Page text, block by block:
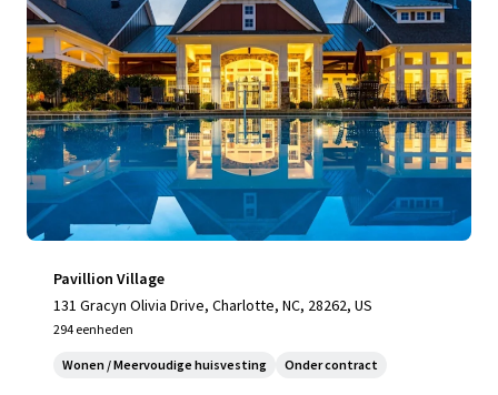
Pavillion Village
131 Gracyn Olivia Drive, Charlotte, NC, 28262, US
294 eenheden
Wonen / Meervoudige huisvesting Onder contract